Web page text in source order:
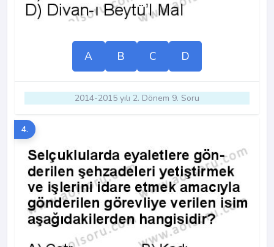
A B C D
2014-2015 yılı 2. Dönem 9. Soru
4.